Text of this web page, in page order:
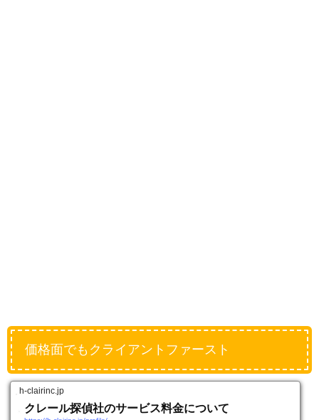
価格面でもクライアントファースト
h-clairinc.jp
クレール探偵社のサービス料金について